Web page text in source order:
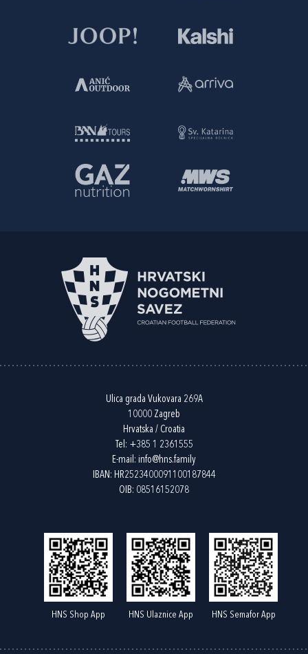
Ulica grada Vukovara 269A
10000 Zagreb
Hrvatska / Croatia
Tel: +385 1 2361555
E-mail: info@hns.family
IBAN: HR2523400091100187844
OIB: 08516152078
HNS Shop App HNS Ulaznice App HNS Semafor App